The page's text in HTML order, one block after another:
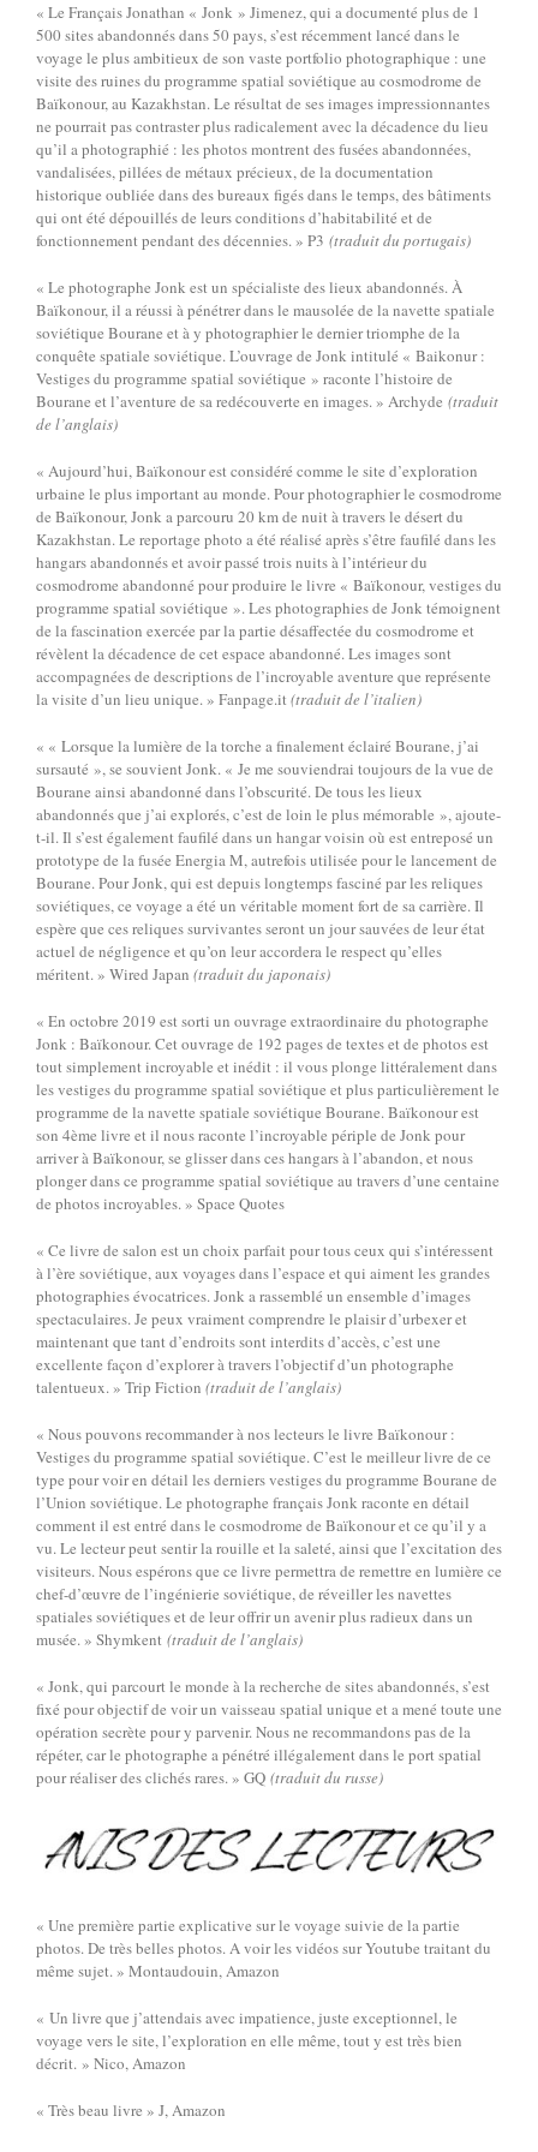
« Le Français Jonathan « Jonk » Jimenez, qui a documenté plus de 1
500 sites abandonnés dans 50 pays, s’est récemment lancé dans le
voyage le plus ambitieux de son vaste portfolio photographique : une
visite des ruines du programme spatial soviétique au cosmodrome de
Baïkonour, au Kazakhstan. Le résultat de ses images impressionnantes
ne pourrait pas contraster plus radicalement avec la décadence du lieu
qu’il a photographié : les photos montrent des fusées abandonnées,
vandalisées, pillées de métaux précieux, de la documentation
historique oubliée dans des bureaux figés dans le temps, des bâtiments
qui ont été dépouillés de leurs conditions d’habitabilité et de
fonctionnement pendant des décennies. » P3 (traduit du portugais)
« Le photographe Jonk est un spécialiste des lieux abandonnés. À
Baïkonour, il a réussi à pénétrer dans le mausolée de la navette spatiale
soviétique Bourane et à y photographier le dernier triomphe de la
conquête spatiale soviétique. L’ouvrage de Jonk intitulé « Baikonur :
Vestiges du programme spatial soviétique » raconte l’histoire de
Bourane et l’aventure de sa redécouverte en images. » Archyde (traduit
de l’anglais)
« Aujourd’hui, Baïkonour est considéré comme le site d’exploration
urbaine le plus important au monde. Pour photographier le cosmodrome
de Baïkonour, Jonk a parcouru 20 km de nuit à travers le désert du
Kazakhstan. Le reportage photo a été réalisé après s’être faufilé dans les
hangars abandonnés et avoir passé trois nuits à l’intérieur du
cosmodrome abandonné pour produire le livre « Baïkonour, vestiges du
programme spatial soviétique ». Les photographies de Jonk témoignent
de la fascination exercée par la partie désaffectée du cosmodrome et
révèlent la décadence de cet espace abandonné. Les images sont
accompagnées de descriptions de l’incroyable aventure que représente
la visite d’un lieu unique. » Fanpage.it(traduit de l’italien)
« « Lorsque la lumière de la torche a finalement éclairé Bourane, j’ai
sursauté », se souvient Jonk. « Je me souviendrai toujours de la vue de
Bourane ainsi abandonné dans l’obscurité. De tous les lieux
abandonnés que j’ai explorés, c’est de loin le plus mémorable », ajoute-
t-il. Il s’est également faufilé dans un hangar voisin où est entreposé un
prototype de la fusée Energia M, autrefois utilisée pour le lancement de
Bourane. Pour Jonk, qui est depuis longtemps fasciné par les reliques
soviétiques, ce voyage a été un véritable moment fort de sa carrière. Il
espère que ces reliques survivantes seront un jour sauvées de leur état
actuel de négligence et qu’on leur accordera le respect qu’elles
méritent. » Wired Japan (traduit du japonais)
« En octobre 2019 est sorti un ouvrage extraordinaire du photographe
Jonk : Baïkonour. Cet ouvrage de 192 pages de textes et de photos est
tout simplement incroyable et inédit : il vous plonge littéralement dans
les vestiges du programme spatial soviétique et plus particulièrement le
programme de la navette spatiale soviétique Bourane. Baïkonour est
son 4ème livre et il nous raconte l’incroyable périple de Jonk pour
arriver à Baïkonour, se glisser dans ces hangars à l’abandon, et nous
plonger dans ce programme spatial soviétique au travers d’une centaine
de photos incroyables. » Space Quotes
« Ce livre de salon est un choix parfait pour tous ceux qui s’intéressent
à l’ère soviétique, aux voyages dans l’espace et qui aiment les grandes
photographies évocatrices. Jonk a rassemblé un ensemble d’images
spectaculaires. Je peux vraiment comprendre le plaisir d’urbexer et
maintenant que tant d’endroits sont interdits d’accès, c’est une
excellente façon d’explorer à travers l’objectif d’un photographe
talentueux. » Trip Fiction (traduit de l’anglais)
« Nous pouvons recommander à nos lecteurs le livre Baïkonour :
Vestiges du programme spatial soviétique. C’est le meilleur livre de ce
type pour voir en détail les derniers vestiges du programme Bourane de
l’Union soviétique. Le photographe français Jonk raconte en détail
comment il est entré dans le cosmodrome de Baïkonour et ce qu’il y a
vu. Le lecteur peut sentir la rouille et la saleté, ainsi que l’excitation des
visiteurs. Nous espérons que ce livre permettra de remettre en lumière ce
chef-d’œuvre de l’ingénierie soviétique, de réveiller les navettes
spatiales soviétiques et de leur offrir un avenir plus radieux dans un
musée. » Shymkent (traduit de l’anglais)
« Jonk, qui parcourt le monde à la recherche de sites abandonnés, s’est
fixé pour objectif de voir un vaisseau spatial unique et a mené toute une
opération secrète pour y parvenir. Nous ne recommandons pas de la
répéter, car le photographe a pénétré illégalement dans le port spatial
pour réaliser des clichés rares. » GQ (traduit du russe)
« Une première partie explicative sur le voyage suivie de la partie
photos. De très belles photos. A voir les vidéos sur Youtube traitant du
même sujet. » Montaudouin, Amazon
« Un livre que j’attendais avec impatience, juste exceptionnel, le
voyage vers le site, l’exploration en elle même, tout y est très bien
décrit. » Nico, Amazon
« Très beau livre » J, Amazon